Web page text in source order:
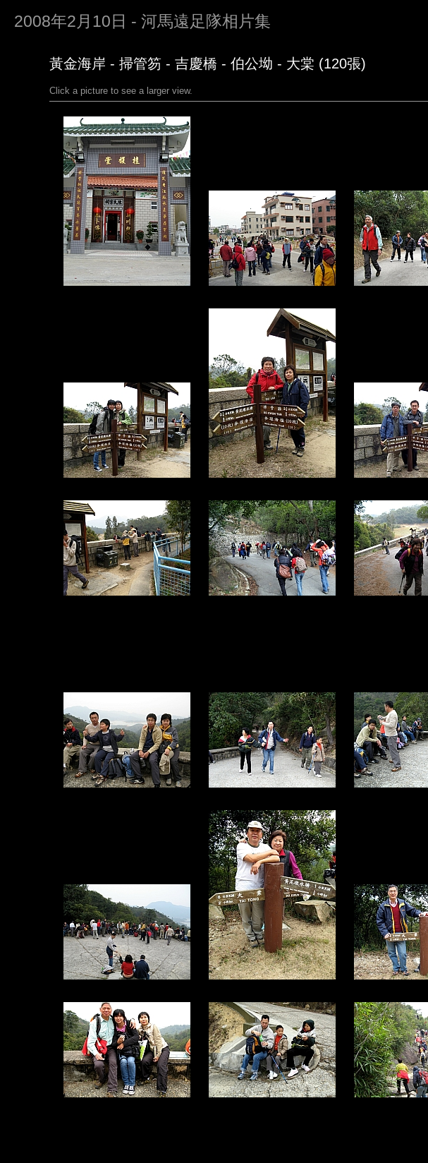
2008年2月10日 - 河馬遠足隊相片集
黃金海岸 - 掃管笏 - 吉慶橋 - 伯公坳 - 大棠 (120張)
Click a picture to see a larger view.